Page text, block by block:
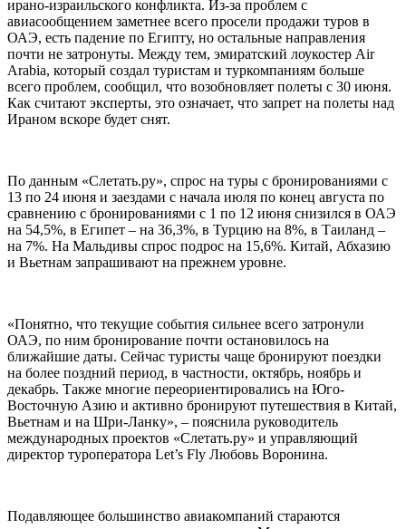
ирано-израильского конфликта. Из-за проблем с
авиасообщением заметнее всего просели продажи туров в
ОАЭ, есть падение по Египту, но остальные направления
почти не затронуты. Между тем, эмиратский лоукостер Air
Arabia, который создал туристам и туркомпаниям больше
всего проблем, сообщил, что возобновляет полеты с 30 июня.
Как считают эксперты, это означает, что запрет на полеты над
Ираном вскоре будет снят.
По данным «Слетать.ру», спрос на туры с бронированиями с
13 по 24 июня и заездами с начала июля по конец августа по
сравнению с бронированиями с 1 по 12 июня снизился в ОАЭ
на 54,5%, в Египет – на 36,3%, в Турцию на 8%, в Таиланд –
на 7%. На Мальдивы спрос подрос на 15,6%. Китай, Абхазию
и Вьетнам запрашивают на прежнем уровне.
«Понятно, что текущие события сильнее всего затронули
ОАЭ, по ним бронирование почти остановилось на
ближайшие даты. Сейчас туристы чаще бронируют поездки
на более поздний период, в частности, октябрь, ноябрь и
декабрь. Также многие переориентировались на Юго-
Восточную Азию и активно бронируют путешествия в Китай,
Вьетнам и на Шри-Ланку», – пояснила руководитель
международных проектов «Слетать.ру» и управляющий
директор туроператора Let’s Fly Любовь Воронина.
Подавляющее большинство авиакомпаний стараются